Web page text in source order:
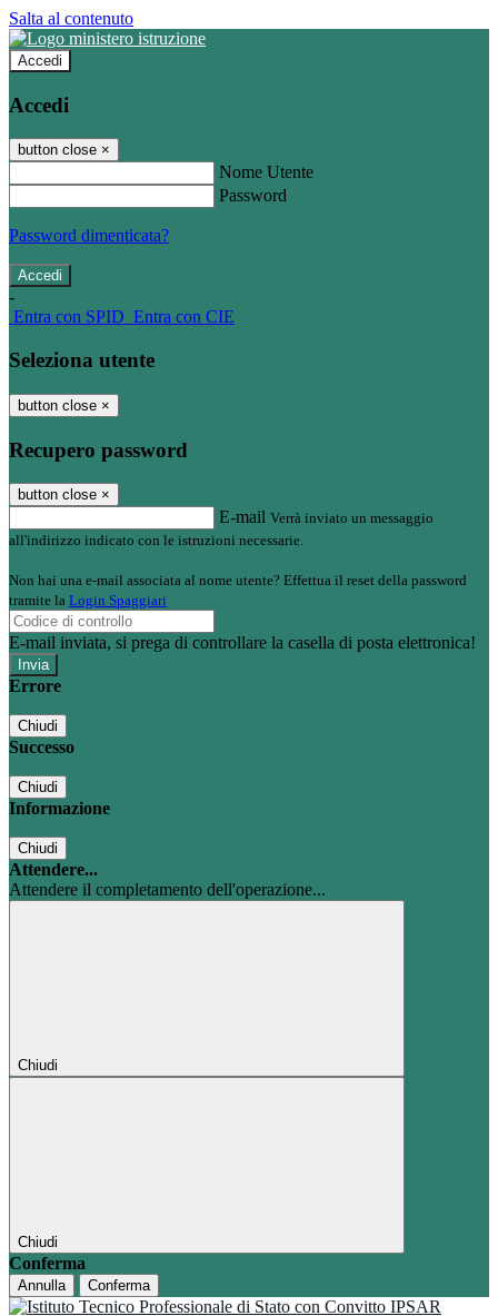
Salta al contenuto
Accedi
Accedi
button close ×
Nome Utente
Password
Password dimenticata?
-
Entra con SPID Entra con CIE
Seleziona utente
button close ×
Recupero password
button close ×
E-mail Verrà inviato un messaggio
all'indirizzo indicato con le istruzioni necessarie.
Non hai una e-mail associata al nome utente? Effettua il reset della password
tramite la Login Spaggiari
E-mail inviata, si prega di controllare la casella di posta elettronica!
Errore
Chiudi
Successo
Chiudi
Informazione
Chiudi
Attendere...
Attendere il completamento dell'operazione...
Chiudi
Chiudi
Conferma
Annulla Conferma